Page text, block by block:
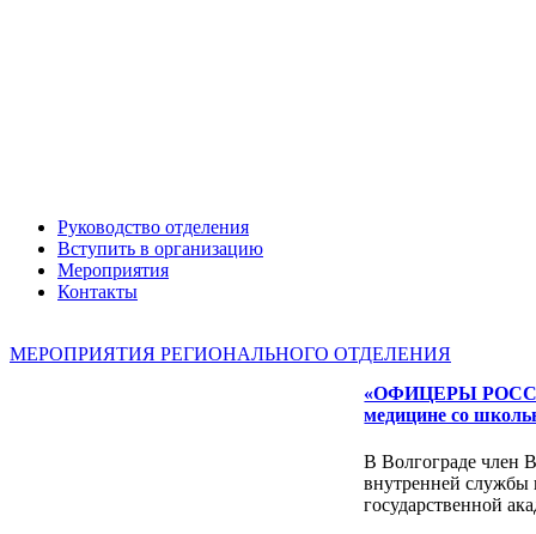
Руководство отделения
Вступить в организацию
Мероприятия
Контакты
МЕРОПРИЯТИЯ РЕГИОНАЛЬНОГО ОТДЕЛЕНИЯ
«ОФИЦЕРЫ
медицине со
В Волгограде член
внутренней службы
государственной